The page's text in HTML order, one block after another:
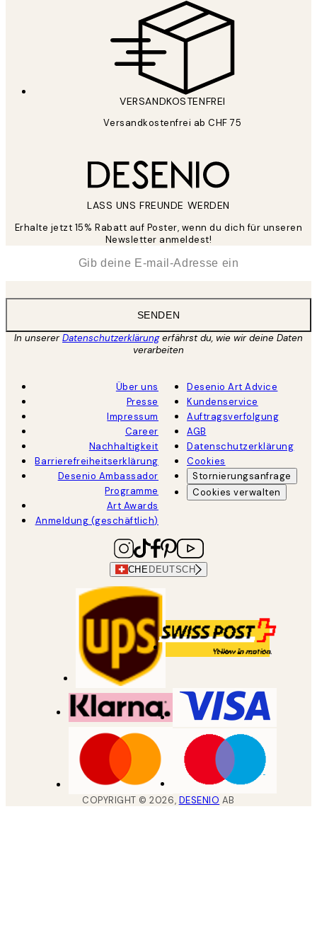
VERSANDKOSTENFREI
Versandkostenfrei ab CHF 75
LASS UNS FREUNDE WERDEN
Erhalte jetzt 15% Rabatt auf Poster, wenn du dich für unseren
Newsletter anmeldest!
SENDEN
In unsererDatenschutzerklärungerfährst du, wie wir deine Daten
verarbeiten
Über uns
Presse
Impressum
Career
Nachhaltigkeit
Barrierefreiheitserklärung
Desenio Ambassador
Programme
Art Awards
Anmeldung (geschäftlich)
Desenio Art Advice
Kundenservice
Auftragsverfolgung
AGB
Datenschutzerklärung
Cookies
Stornierungsanfrage
Cookies verwalten
CHE DEUTSCH
COPYRIGHT ©2026, DESENIO AB